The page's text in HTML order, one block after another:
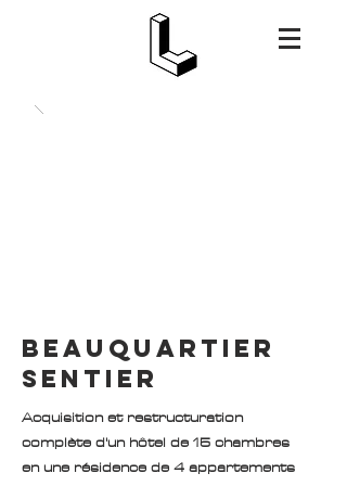
BEAUQUARTIER
SENTIER
Acquisition et restructuration
complète d'un hôtel de 15 chambres
en une résidence de 4 appartements